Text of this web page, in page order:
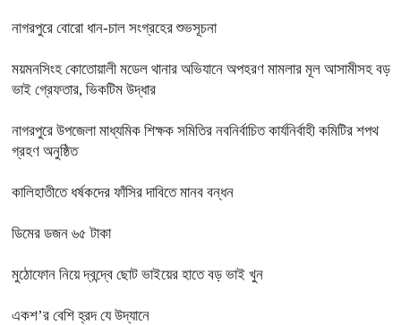
নাগরপুরে বোরো ধান-চাল সংগ্রহের শুভসূচনা
ময়মনসিংহ কোতোয়ালী মডেল থানার অভিযানে অপহরণ মামলার মূল আসামীসহ বড়
ভাই গ্রেফতার, ভিকটিম উদ্ধার
নাগরপুরে উপজেলা মাধ্যমিক শিক্ষক সমিতির নবনির্বাচিত কার্যনির্বাহী কমিটির শপথ
গ্রহণ অনুষ্ঠিত
কালিহাতীতে ধর্ষকদের ফাঁসির দাবিতে মানব বন্ধন
ডিমের ডজন ৬৫ টাকা
মুঠোফোন নিয়ে দ্বন্দ্বে ছোট ভাইয়ের হাতে বড় ভাই খুন
একশ’র বেশি হ্রদ যে উদ্যানে